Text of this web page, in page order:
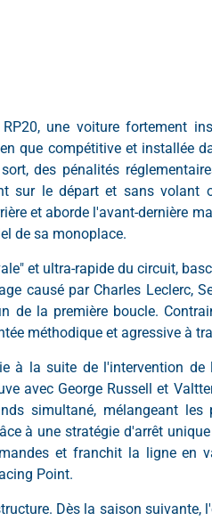
une voiture fortement
que compétitive et installée
des pénalités
sur le départ et sans volant
et aborde l'avant-dernière
de sa monoplace.
et ultra-rapide du circuit,
causé par Charles Leclerc,
de la première boucle.
méthodique et agressive à
à la suite de l'intervention de
avec George Russell et
simultané, mélangeant les
à une stratégie d'arrêt
et franchit la ligne en
Point.
Dès la saison suivante,